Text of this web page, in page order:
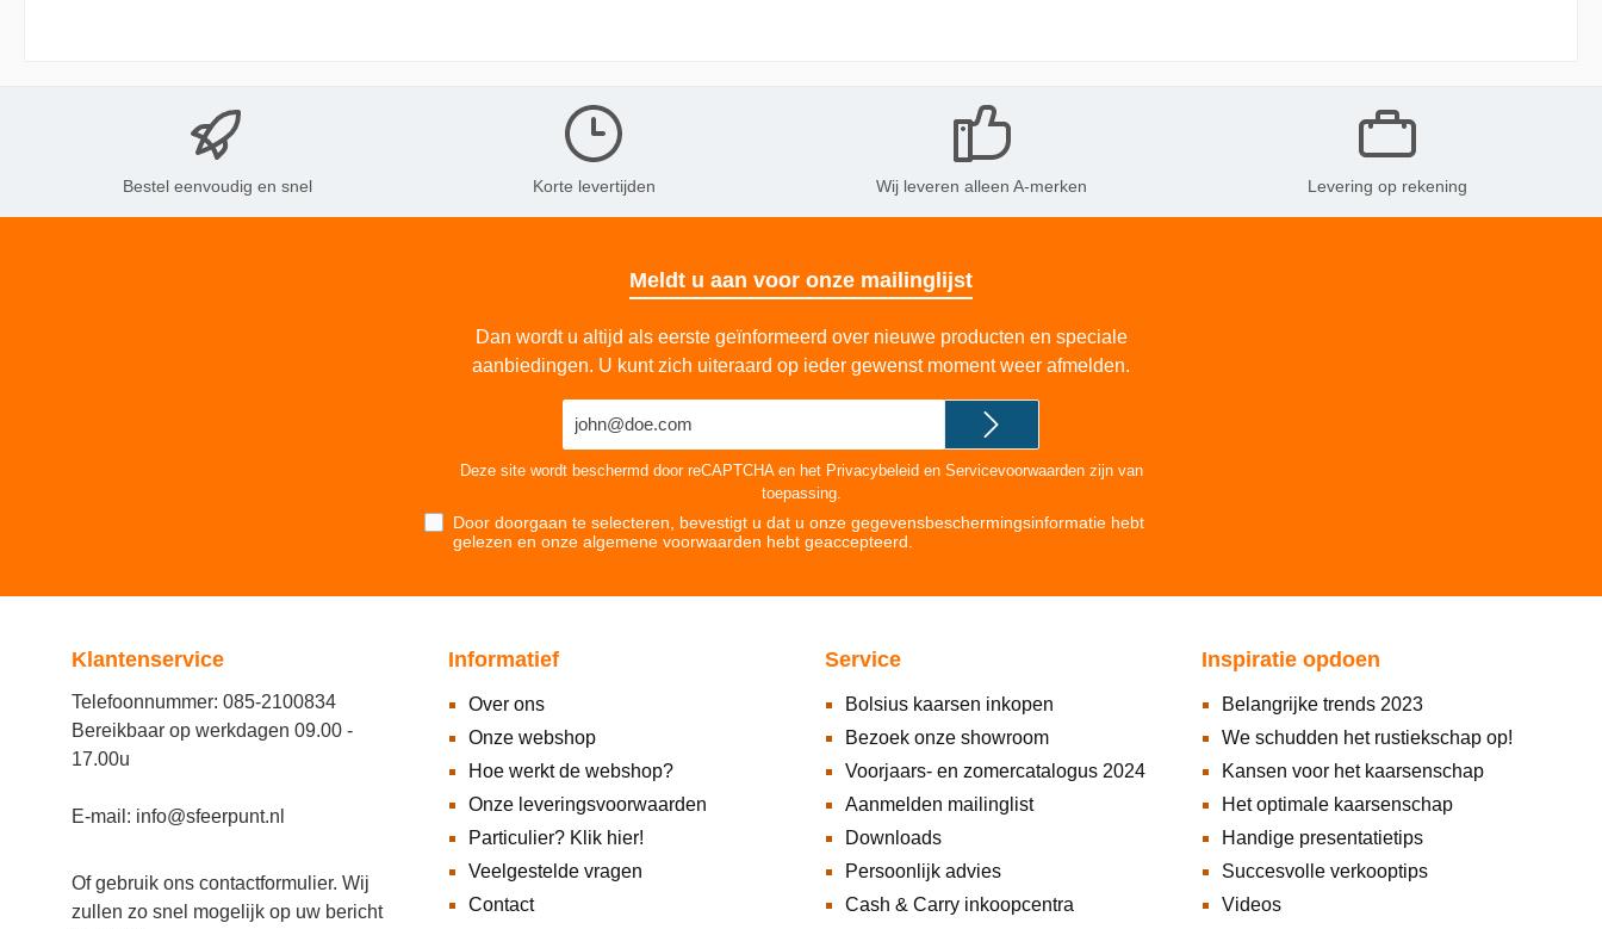
Bestel eenvoudig en snel Korte levertijden Wij leveren alleen A-merken Levering op rekening
Meldt u aan voor onze mailinglijst
Dan wordt u altijd als eerste geïnformeerd over nieuwe producten en speciale
aanbiedingen. U kunt zich uiteraard op ieder gewenst moment weer afmelden.
Deze site wordt beschermd door reCAPTCHA en het Privacybeleid en Servicevoorwaardenzijn van
toepassing.
Door doorgaan te selecteren, bevestigt u dat u onze gegevensbeschermingsinformatie hebt
gelezen en onze algemene voorwaarden hebt geaccepteerd
Klantenservice
Telefoonnummer: 085-2100834
Bereikbaar op werkdagen 09.00 -
17.00u
E-mail: info@sfeerpunt.nl
Of gebruik ons contactformulier. Wij
zullen zo snel mogelijk op uw bericht
Informatief
Over ons
Onze webshop
Hoe werkt de webshop?
Onze leveringsvoorwaarden
Particulier? Klik hier!
Veelgestelde vragen
Contact
Service
Bolsius kaarsen inkopen
Bezoek onze showroom
Voorjaars- en zomercatalogus 2024
Aanmelden mailinglist
Downloads
Persoonlijk advies
Cash & Carry inkoopcentra
Inspiratie opdoen
Belangrijke trends 2023
We schudden het rustiekschap op!
Kansen voor het kaarsenschap
Het optimale kaarsenschap
Handige presentatietips
Succesvolle verkooptips
Videos